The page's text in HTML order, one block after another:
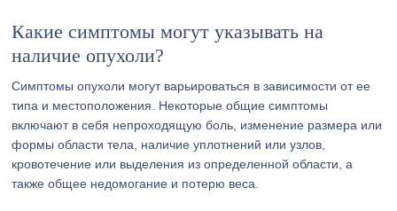
Какие симптомы могут указывать на
наличие опухоли?
Симптомы опухоли могут варьироваться в зависимости от ее
типа и местоположения. Некоторые общие симптомы
включают в себя непроходящую боль, изменение размера или
формы области тела, наличие уплотнений или узлов,
кровотечение или выделения из определенной области, а
также общее недомогание и потерю веса.